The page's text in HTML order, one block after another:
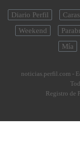
Diario Perfil Caras
Weekend
Mía
noticias.perfil.com -
Registro de